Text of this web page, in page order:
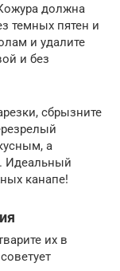
должна
темных пятен и
и удалите
и без
сбрызните
а
Идеальный
канапе!
их в